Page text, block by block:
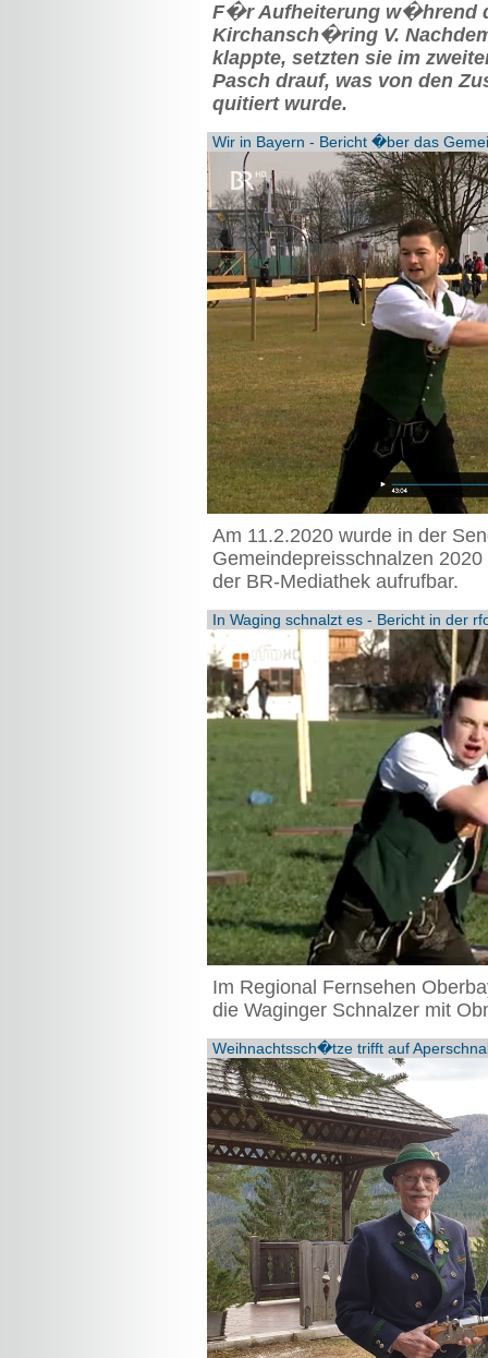
F�r Aufheiterung w�hrend
Kirchansch�ring V.
klappte, setzten sie im
Pasch drauf, was von den
quitiert wurde.
Wir in Bayern - Bericht �ber das
Am 11.2.2020 wurde in der
Gemeindepreisschnalzen
der BR-Mediathek aufrufbar.
In Waging schnalzt es - Bericht in der
Im Regional Fernsehen
die Waginger Schnalzer mit
Weihnachtssch�tze trifft auf